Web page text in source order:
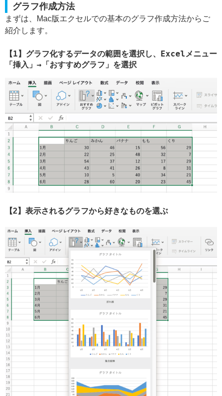
グラフ作成方法
まずは、Mac版エクセルでの基本のグラフ作成方法からご
紹介します。
【1】グラフ化するデータの範囲を選択し、Excelメニュー
「挿入」→「おすすめグラフ」を選択
【2】表示されるグラフから好きなものを選ぶ